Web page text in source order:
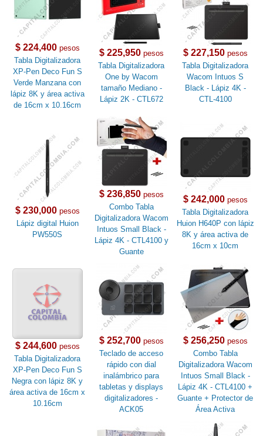
$ 224,400pesos
Tabla Digitalizadora
XP-Pen Deco Fun S
Verde Manzana con
lápiz 8K y área activa
de 16cm x 10.16cm
$ 225,950pesos
Tabla Digitalizadora
One by Wacom
tamaño Mediano -
Lápiz 2K - CTL672
$ 227,150pesos
Tabla Digitalizadora
Wacom Intuos S
Black - Lápiz 4K -
CTL-4100
$ 230,000pesos
Lápiz digital Huion
PW550S
$ 236,850pesos
Combo Tabla
Digitalizadora Wacom
Intuos Small Black -
Lápiz 4K - CTL4100 y
Guante
$ 242,000pesos
Tabla Digitalizadora
Huion H640P con lápiz
8K y área activa de
16cm x 10cm
$ 244,600pesos
Tabla Digitalizadora
XP-Pen Deco Fun S
Negra con lápiz 8K y
área activa de 16cm x
10.16cm
$ 252,700pesos
Teclado de acceso
rápido con dial
inalámbrico para
tabletas y displays
digitalizadores -
ACK05
$ 256,250pesos
Combo Tabla
Digitalizadora Wacom
Intuos Small Black -
Lápiz 4K - CTL4100 +
Guante + Protector de
Área Activa